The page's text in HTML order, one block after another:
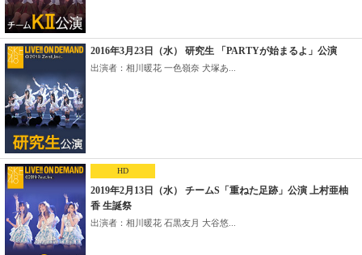
2016年3月23日（水） 研究生 「PARTYが始まるよ」公演
出演者：相川暖花 一色嶺奈 犬塚あ...
HD
2019年2月13日（水） チームS「重ねた足跡」公演 上村亜柚
香 生誕祭
出演者：相川暖花 石黒友月 大谷悠...